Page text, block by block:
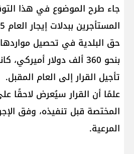
جاء طرح الموضوع في هذا
حق البلدية في تحصيل مواردها
بنحو 360 ألف دولار
تأجيل القرار إلى العام المقبل.
علمًا أن القرار سيُعرض لاحقًا
المختصة قبل تنفيذه، وفق
المرعية.